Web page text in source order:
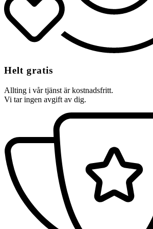
Helt gratis
Allting i vår tjänst är kostnadsfritt.
Vi tar ingen avgift av dig.